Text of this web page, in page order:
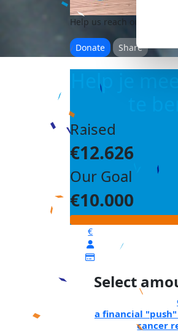
Help us reach our
Donate Share
Help je
Raised
€12.626
Our Goal
€10.000
€
Select
a financial
cancer